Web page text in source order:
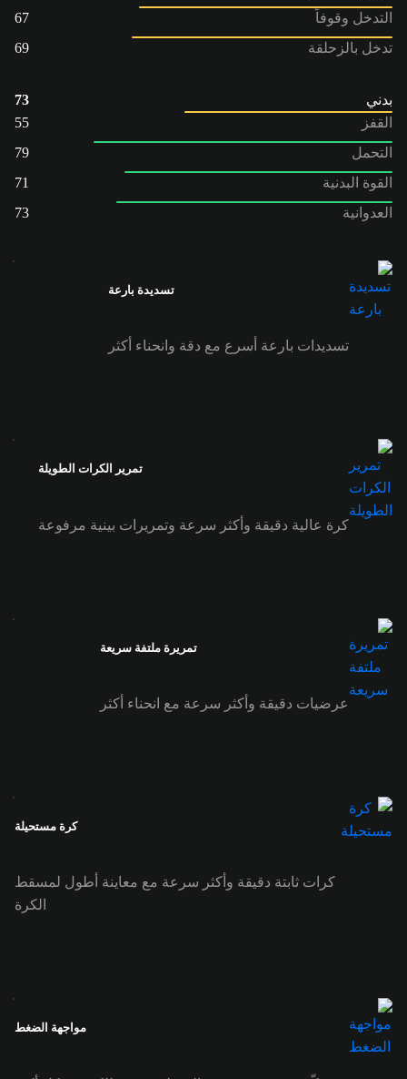
التدخل وقوفاً
67
تدخل بالزحلقة
69
بدني
73
القفز
55
التحمل
79
القوة البدنية
71
العدوانية
73
تسديدة بارعة
تسديدات بارعة أسرع مع دقة وانحناء أكثر
تمرير الكرات الطويلة
كرة عالية دقيقة وأكثر سرعة وتمريرات بينية مرفوعة
تمريرة ملتفة سريعة
عرضيات دقيقة وأكثر سرعة مع انحناء أكثر
كرة مستحيلة
كرات ثابتة دقيقة وأكثر سرعة مع معاينة أطول لمسقط
الكرة
مواجهة الضغط